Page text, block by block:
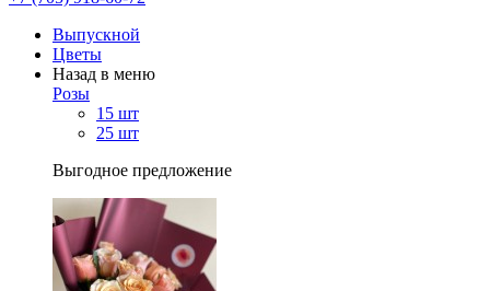
Выпускной
Цветы
Назад в меню
Розы
15 шт
25 шт
Выгодное предложение